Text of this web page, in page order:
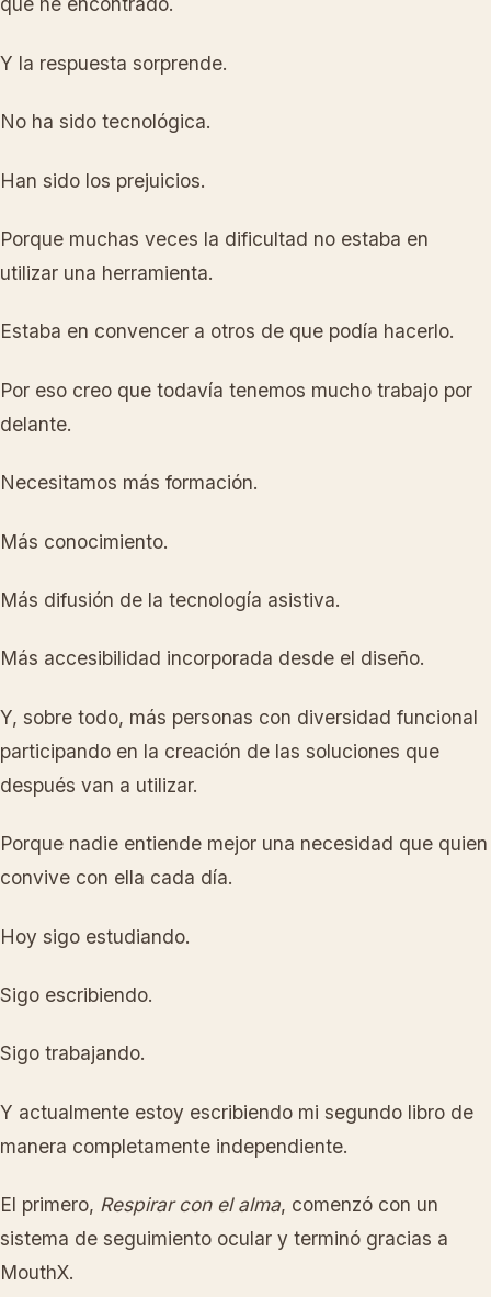
Y la respuesta sorprende.
No ha sido tecnológica.
Han sido los prejuicios.
Porque muchas veces la dificultad no estaba en
utilizar una herramienta.
Estaba en convencer a otros de que podía hacerlo.
Por eso creo que todavía tenemos mucho trabajo por
delante.
Necesitamos más formación.
Más conocimiento.
Más difusión de la tecnología asistiva.
Más accesibilidad incorporada desde el diseño.
Y, sobre todo, más personas con diversidad funcional
participando en la creación de las soluciones que
después van a utilizar.
Porque nadie entiende mejor una necesidad que quien
convive con ella cada día.
Hoy sigo estudiando.
Sigo escribiendo.
Sigo trabajando.
Y actualmente estoy escribiendo mi segundo libro de
manera completamente independiente.
El primero, Respirar con el alma, comenzó con un
sistema de seguimiento ocular y terminó gracias a
MouthX.